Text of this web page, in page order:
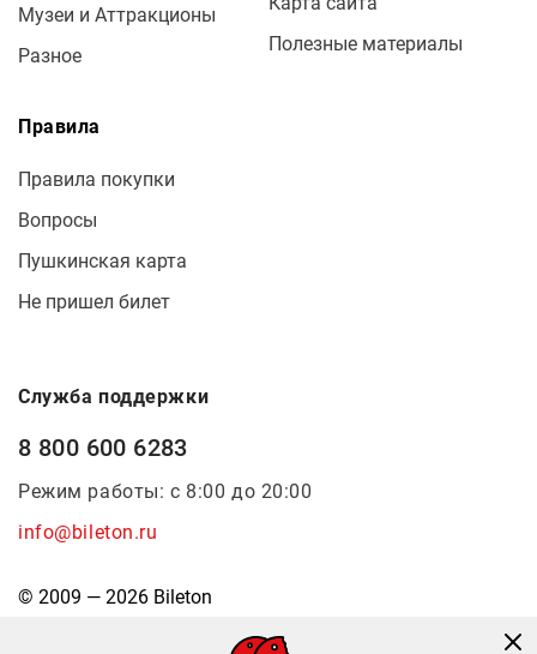
Музеи и Аттракционы
Разное
Полезные материалы
Правила
Правила покупки
Вопросы
Пушкинская карта
Не пришел билет
Служба поддержки
8 800 600 6283
Режим работы: с 8:00 до 20:00
info@bileton.ru
© 2009 — 2026 Bileton